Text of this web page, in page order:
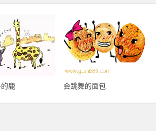
鹿 会跳舞的面包